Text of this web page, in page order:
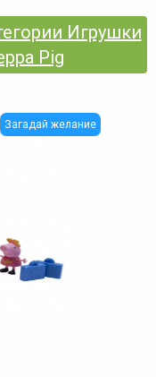
Игрушки
Pig
Загадай желание